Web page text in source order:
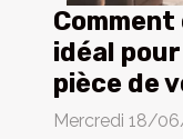
idéal
pièce de
Mercredi 18/